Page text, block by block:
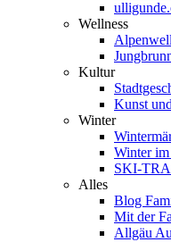
Wellness
Kultur
Kunst
Winter
Winter
SKI-
Alles
Blog
Mit der
Allgäu